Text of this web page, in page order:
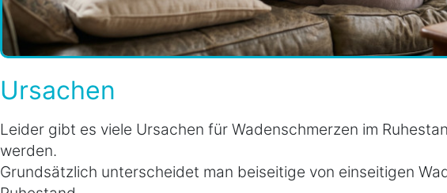
Ursachen
Leider gibt es viele Ursachen für Wadenschmerzen im
werden.
Grundsätzlich unterscheidet man beiseitige von einseitigen